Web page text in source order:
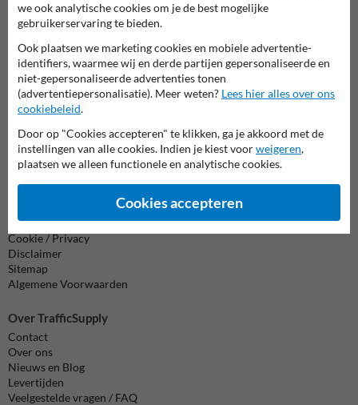
Wij zijn op werkdagen (van 8.00 tot 17.00) te bereiken op 011
Vragen? Stuur een e-mail naarinfo@trafficsupply.beof vul het
formulier in en we reageren zo spoedig mogelijk.
info@trafficsupply.be
Alle contactgegevens
Product(en) retourneren
Cookie / Privacy
Disclaimer
Sitemap
Algemene Voorwaarden
Over TrafficSupply
Contact
Over ons
Nieuws en Blog
Levertijden
Veelgestelde vragen / FAQ
we ook analytische cookies om je de best mogelijke
gebruikerservaring te bieden.
Ook plaatsen we marketing cookies en mobiele advertentie-
identifiers, waarmee wij en derde partijen gepersonaliseerde en
niet-gepersonaliseerde advertenties tonen
(advertentiepersonalisatie). Meer weten? Lees hier alles over ons
cookiebeleid.
Door op "Cookies accepteren" te klikken, ga je akkoord met de
instellingen van alle cookies. Indien je kiest voorweigeren,
plaatsen we alleen functionele en analytische cookies.
Cookies accepteren